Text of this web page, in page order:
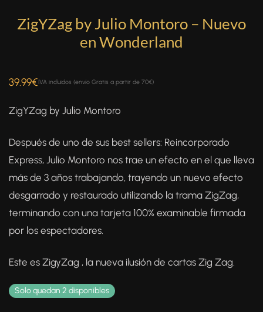
ZigYZag by Julio Montoro – Nuevo
en Wonderland
39.99€IVA incluidos (envío Gratis a partir de 70€)
ZigYZag by Julio Montoro
Después de uno de sus best sellers: Reincorporado
Express, Julio Montoro nos trae un efecto en el que lleva
más de 3 años trabajando, trayendo un nuevo efecto
desgarrado y restaurado utilizando la trama ZigZag,
terminando con una tarjeta 100% examinable firmada
por los espectadores.
Este es ZigyZag , la nueva ilusión de cartas Zig Zag.
Solo quedan 2 disponibles